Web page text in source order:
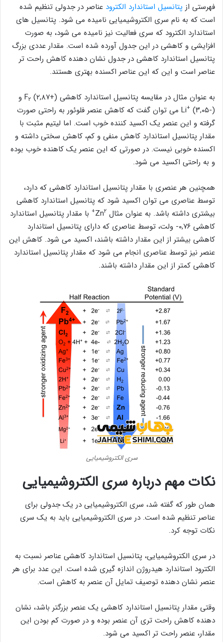
فهرستی از پتانسیل استاندارد الکترود عناصر در جدولی تنظیم شده
است که به نام سری الکتروشیمیایی نامیده می شود. پتانسیل های
استاندارد الکترود که سری فعالیت نیز نامیده می شود، به صورت
افزایشی و کاهشی در این جدول آورده شده است. مقدار عددی بزرگ
پتانسیل استاندارد کاهشی در جدول نشان دهنده کاهش راحت تر
عناصر است و این که این عناصر اکسنده بهتری هستند.
به عنوان مثال در مقایسه پتانسیل استاندارد کاهشی F ۲
(۲,۸۷+) و
Li+
(۳,۰۵-) می توان گفت که کاهش عنصر فلوئور به راحتی صورت
گرفته و این عنصر یک اکسید کننده خوب است. اما لیتیم مثبت با
مقدار پتانسیل استاندارد کاهش منفی و کم، کاهش سختی داشته و
اکسنده خوبی نیست. در صورتی که این عنصر یک کاهنده خوب بوده
و به راحتی اکسید می شود.
همچنین هر عنصری با مقدار پتانسیل استاندارد کاهشی که دارد،
توسط عناصری می توان اکسید شود که پتانسیل استاندارد کاهشی
بیشتری داشته باشد. به عنوان مثال Zn ۲+
با مقدار پتانسیل استاندارد
کاهشی ۰,۷۶- ولت، توسط عناصری که دارای پتانسیل استاندارد
کاهشی بیشتر از این مقدار داشته باشند، اکسید می شود. کاهش این
عنصر نیز توسط عناصری انجام می شود که مقدار پتانسیل استاندارد
کاهشی کمتر از این مقدار داشته باشند.
سری الکتروشیمیایی
نکات مهم درباره سری الکتروشیمیایی
همان طور که گفته شد، سری الکتروشیمیایی در یک جدولی برای
عناصر تنظیم شده است. در سری الکتروشیمیایی باید به یک سری
نکات توجه کرد.
در سری الکتروشیمیایی، پتانسیل استاندارد کاهشی عناصر نسبت به
الکترود استاندارد هیدروژن اندازه گیری شده است. این عدد برای هر
عنصر نشان دهنده توصیف تمایل آن عنصر به کاهش است.
وقتی مقدار پتانسیل استاندارد کاهشی یک عنصر بزرگتر باشد، نشان
دهنده کاهش راحت تری آن عنصر بوده و در صورت کم بودن این
مقدار، عنصر راحت تر اکسید می شود.